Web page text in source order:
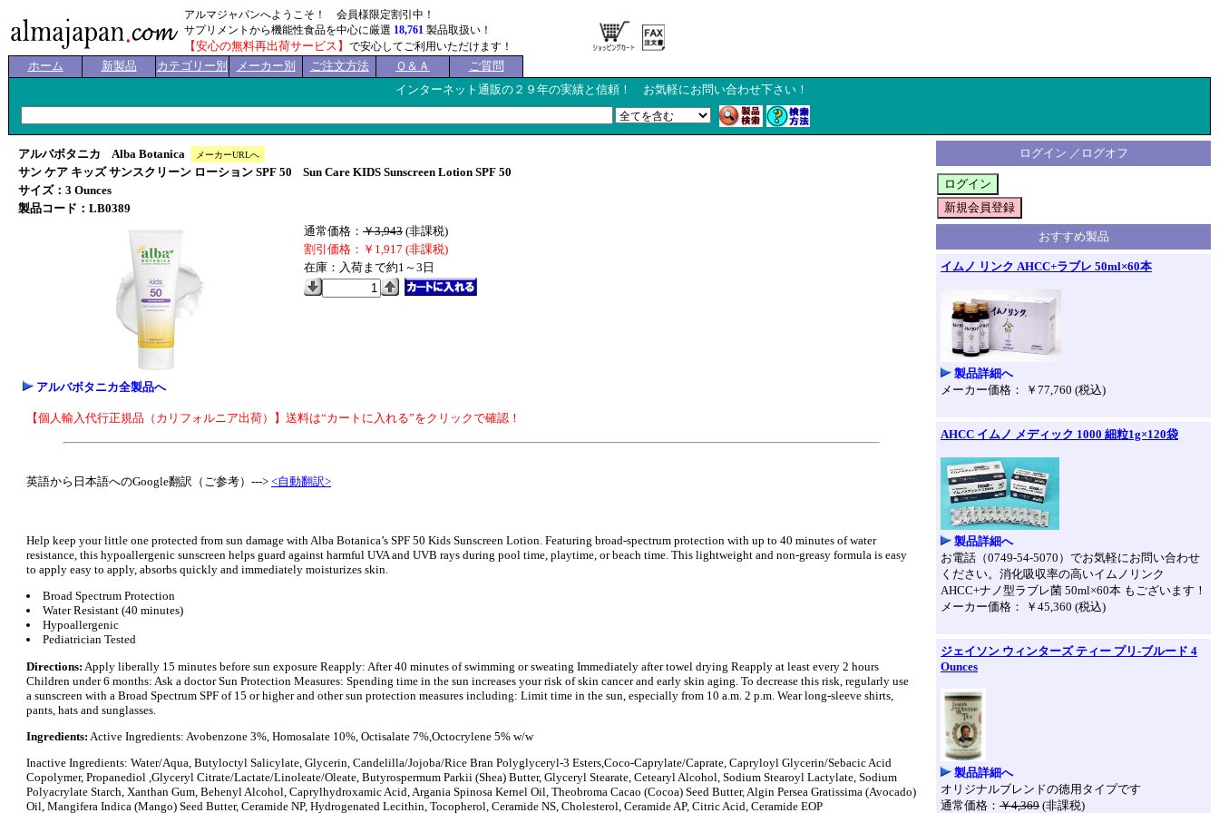
アルマジャパンへようこそ！ 会員様限定割引中！
サプリメントから機能性食品を中心に厳選 18,761 製品取扱い！
【安心の無料再出荷サービス】 で安心してご利用いただけます！
ホーム 新製品 カテゴリー別 メーカー別 ご注文方法 Ｑ＆Ａ
ご質問
インターネット通販の２９年の実績と信頼！ お気軽にお問い合わせ下さい！
アルバボタニカ Alba Botanica メーカーURLへ
サン ケア キッズ サンスクリーン ローション SPF 50 Sun Care KIDS Sunscreen Lotion SPF 50
サイズ：3 Ounces
製品コード：LB0389
アルバボタニカ全製品へ
通常価格： ￥3,943 (非課税)
割引価格：￥1,917 (非課税)
在庫：入荷まで約1～3日
【個人輸入代行正規品（カリフォルニア出荷）】送料は“カートに入れる”をクリックで確認！
英語から日本語へのGoogle翻訳（ご参考）---> <自動翻訳>
Help keep your little one protected from sun damage with Alba Botanica’s SPF 50 Kids Sunscreen Lotion. Featuring broad-spectrum protection with up to 40 minutes of water
resistance, this hypoallergenic sunscreen helps guard against harmful UVA and UVB rays during pool time, playtime, or beach time. This lightweight and non-greasy formula is easy
to apply easy to apply, absorbs quickly and immediately moisturizes skin.
Broad Spectrum Protection
Water Resistant (40 minutes)
Hypoallergenic
Pediatrician Tested
Directions: Apply liberally 15 minutes before sun exposure Reapply: After 40 minutes of swimming or sweating Immediately after towel drying Reapply at least every 2 hours
Children under 6 months: Ask a doctor Sun Protection Measures: Spending time in the sun increases your risk of skin cancer and early skin aging. To decrease this risk, regularly use
a sunscreen with a Broad Spectrum SPF of 15 or higher and other sun protection measures including: Limit time in the sun, especially from 10 a.m. 2 p.m. Wear long-sleeve shirts,
pants, hats and sunglasses.
Ingredients: Active Ingredients: Avobenzone 3%, Homosalate 10%, Octisalate 7%,Octocrylene 5% w/w
Inactive Ingredients: Water/Aqua, Butyloctyl Salicylate, Glycerin, Candelilla/Jojoba/Rice Bran Polyglyceryl-3 Esters,Coco-Caprylate/Caprate, Capryloyl Glycerin/Sebacic Acid
Copolymer, Propanediol ,Glyceryl Citrate/Lactate/Linoleate/Oleate, Butyrospermum Parkii (Shea) Butter, Glyceryl Stearate, Cetearyl Alcohol, Sodium Stearoyl Lactylate, Sodium
Polyacrylate Starch, Xanthan Gum, Behenyl Alcohol, Caprylhydroxamic Acid, Argania Spinosa Kernel Oil, Theobroma Cacao (Cocoa) Seed Butter, Algin Persea Gratissima (Avocado)
Oil, Mangifera Indica (Mango) Seed Butter, Ceramide NP, Hydrogenated Lecithin, Tocopherol, Ceramide NS, Cholesterol, Ceramide AP, Citric Acid, Ceramide EOP
ログイン ／ログオフ
おすすめ製品
イムノ リンク AHCC+ラブレ 50ml×60本
製品詳細へ
メーカー価格： ￥77,760 (税込)
AHCC イムノ メディック 1000 細粒1g×120袋
製品詳細へ
お電話（0749-54-5070）でお気軽にお問い合わせ
ください。消化吸収率の高いイムノリンク
AHCC+ナノ型ラブレ菌 50ml×60本 もございます！
メーカー価格： ￥45,360 (税込)
ジェイソン ウィンターズ ティー プリ-ブルード 4
Ounces
製品詳細へ
オリジナルブレンドの徳用タイプです
通常価格： ￥4,369 (非課税)